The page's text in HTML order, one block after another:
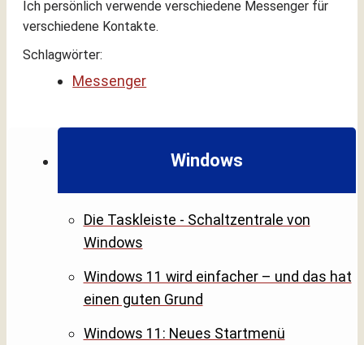
Windows
Die Taskleiste - Schaltzentrale von
Windows
Windows 11 wird einfacher – und das hat
einen guten Grund
Windows 11: Neues Startmenü
Ich persönlich verwende verschiedene Messenger für
verschiedene Kontakte.
Schlagwörter:
Messenger